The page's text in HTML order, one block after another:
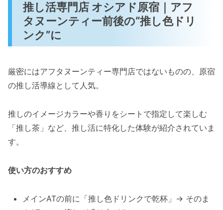
推し活専門店 オシアド原宿｜アフ
タヌーンティー前後の“推し色ドリ
ンク”に
厳密にはアフタヌーンティー専門店ではないものの、原宿
の推し活導線として人気。
推しのイメージカラーや香りをシートで指定して楽しむ
「推し茶」など、推し活に特化した体験が紹介されていま
す。
使い方のおすすめ
メインATの前に「推し色ドリンクで乾杯」→ そのま